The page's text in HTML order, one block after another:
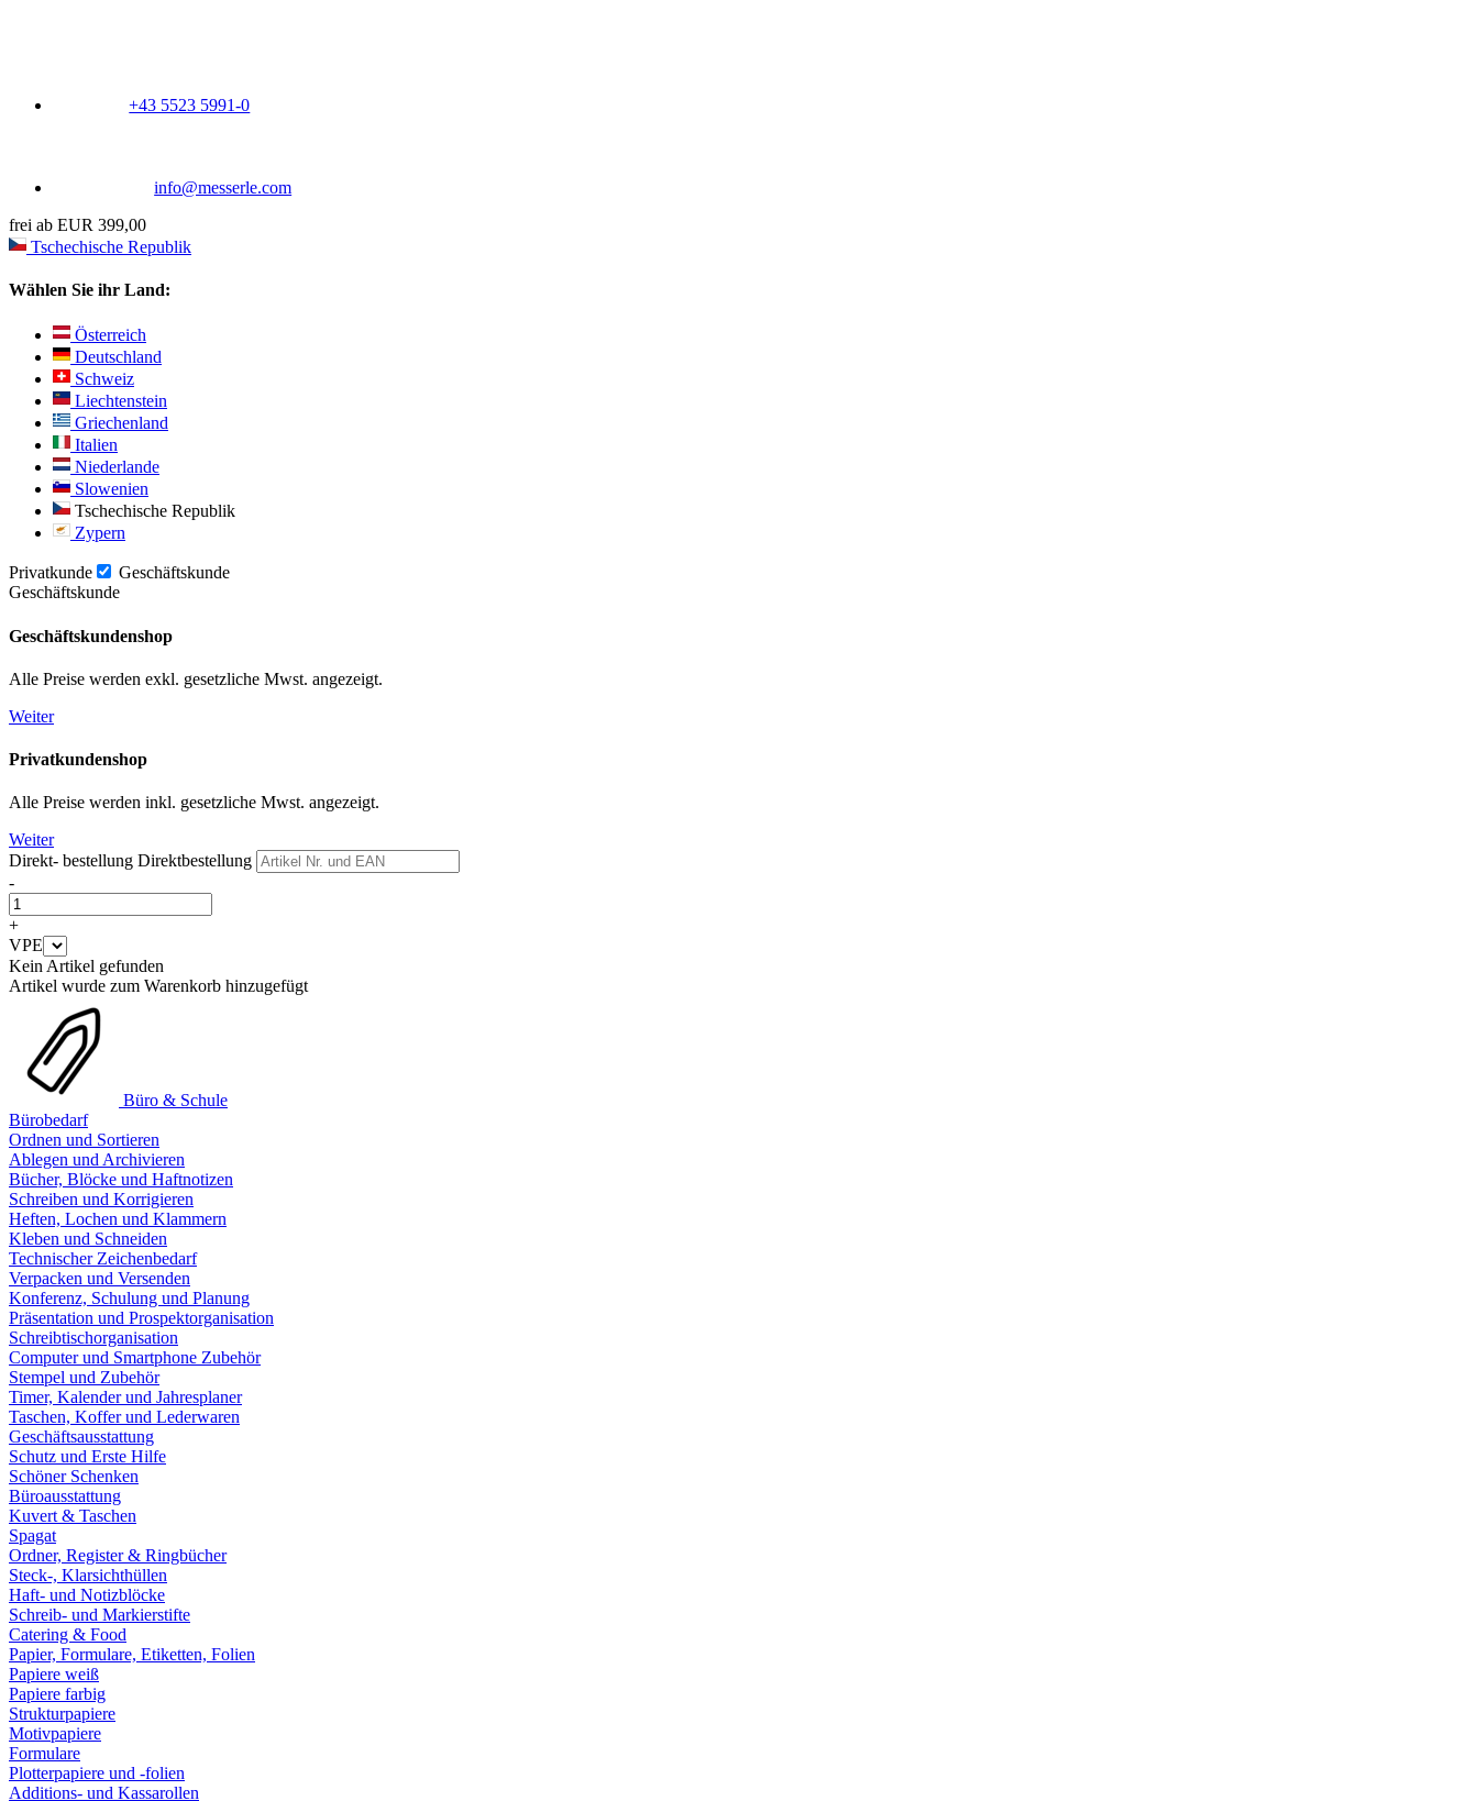
+43 5523 5991-0
info@messerle.com
frei ab EUR 399,00
Tschechische Republik
Wählen Sie ihr Land:
Österreich
Deutschland
Schweiz
Liechtenstein
Griechenland
Italien
Niederlande
Slowenien
Tschechische Republik
Zypern
Privatkunde
Geschäftskunde
Geschäftskunde
Geschäftskundenshop
Alle Preise werden exkl. gesetzliche Mwst. angezeigt.
Weiter
Privatkundenshop
Alle Preise werden inkl. gesetzliche Mwst. angezeigt.
Weiter
Direkt- bestellung Direktbestellung
-
+
VPE
Kein Artikel gefunden
Artikel wurde zum Warenkorb hinzugefügt
Büro & Schule
Bürobedarf
Ordnen und Sortieren
Ablegen und Archivieren
Bücher, Blöcke und Haftnotizen
Schreiben und Korrigieren
Heften, Lochen und Klammern
Kleben und Schneiden
Technischer Zeichenbedarf
Verpacken und Versenden
Konferenz, Schulung und Planung
Präsentation und Prospektorganisation
Schreibtischorganisation
Computer und Smartphone Zubehör
Stempel und Zubehör
Timer, Kalender und Jahresplaner
Taschen, Koffer und Lederwaren
Geschäftsausstattung
Schutz und Erste Hilfe
Schöner Schenken
Büroausstattung
Kuvert & Taschen
Spagat
Ordner, Register & Ringbücher
Steck-, Klarsichthüllen
Haft- und Notizblöcke
Schreib- und Markierstifte
Catering & Food
Papier, Formulare, Etiketten, Folien
Papiere weiß
Papiere farbig
Strukturpapiere
Motivpapiere
Formulare
Plotterpapiere und -folien
Additions- und Kassarollen